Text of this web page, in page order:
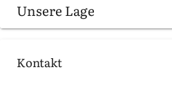
Unsere Lage
Kontakt